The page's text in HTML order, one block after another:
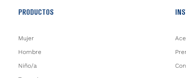
PRODUCTOS
Mujer
Hombre
Niño/a